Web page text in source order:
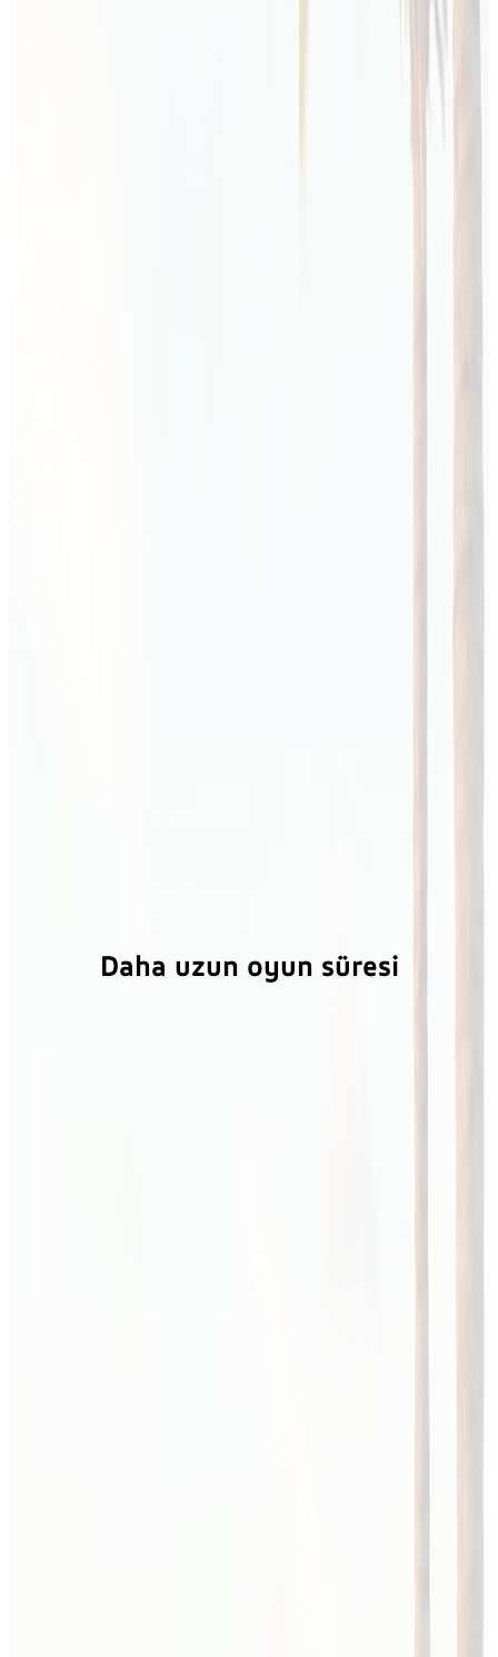
Daha uzun oyun süresi